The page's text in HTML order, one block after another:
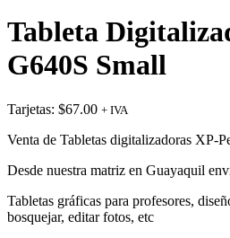
Tableta
G640S Small
Tarjetas: $67.00 + IVA
Venta de Tabletas digitalizadoras XP-
Desde nuestra matriz en Guayaquil
Tabletas gráficas para profesores,
bosquejar, editar fotos, etc